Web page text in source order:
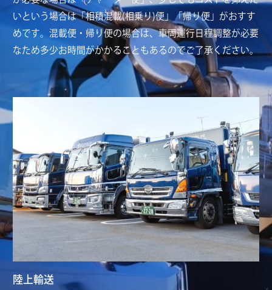
いという場合は「相積混載(相乗り)便」「帰り便」がおすす
めです。混載便・帰り便の場合は、車両運行日程調整が必要
なため多少お時間がかかることもあるのでご了承ください。
陸上輸送